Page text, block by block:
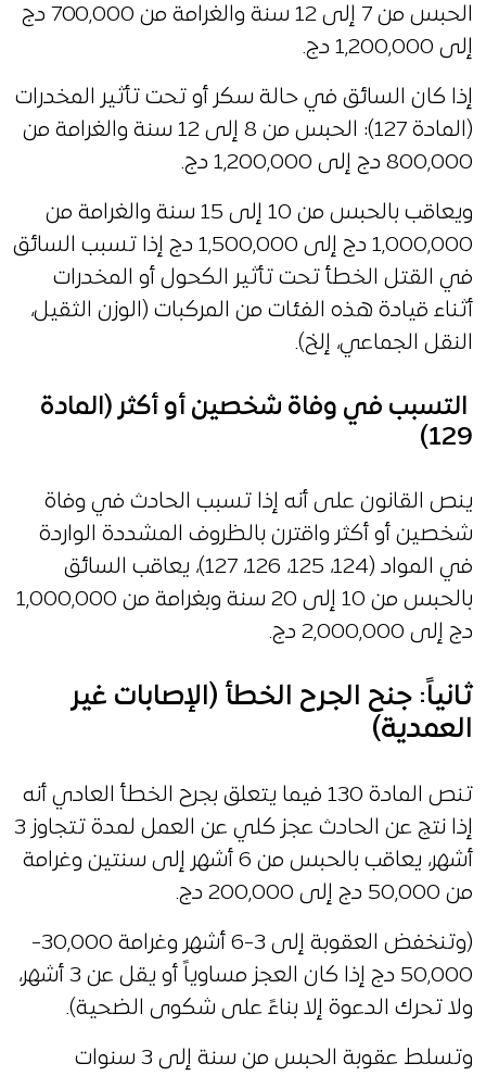
الحبس من 7 إلى 12 سنة والغرامة من 700,000 دج
إلى 1,200,000 دج.
إذا كان السائق في حالة سكر أو تحت تأثير المخدرات
(المادة 127): الحبس من 8 إلى 12 سنة والغرامة من
800,000 دج إلى 1,200,000 دج.
ويعاقب بالحبس من 10 إلى 15 سنة والغرامة من
1,000,000 دج إلى 1,500,000 دج إذا تسبب السائق
في القتل الخطأ تحت تأثير الكحول أو المخدرات
أثناء قيادة هذه الفئات من المركبات (الوزن الثقيل،
النقل الجماعي، إلخ).
التسبب في وفاة شخصين أو أكثر (المادة
129)
ينص القانون على أنه إذا تسبب الحادث في وفاة
شخصين أو أكثر واقترن بالظروف المشددة الواردة
في المواد (124، 125، 126، 127)، يعاقب السائق
بالحبس من 10 إلى 20 سنة وبغرامة من 1,000,000
دج إلى 2,000,000 دج.
ثانياً: جنح الجرح الخطأ (الإصابات غير
العمدية)
تنص المادة 130 فيما يتعلق بجرح الخطأ العادي أنه
إذا نتج عن الحادث عجز كلي عن العمل لمدة تتجاوز 3
أشهر، يعاقب بالحبس من 6 أشهر إلى سنتين وغرامة
من 50,000 دج إلى 200,000 دج.
(وتنخفض العقوبة إلى 3-6 أشهر وغرامة 30,000-
50,000 دج إذا كان العجز مساوياً أو يقل عن 3 أشهر،
ولا تحرك الدعوة إلا بناءً على شكوى الضحية).
وتسلط عقوبة الحبس من سنة إلى 3 سنوات